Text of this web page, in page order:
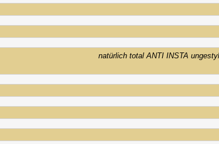
natürlich total ANTI INSTA